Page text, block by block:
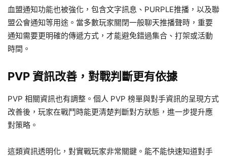
血盟通知功能也被強化，包含文字訊息、PURPLE推播，以及聯
盟公會通知等用途。當多數玩家關閉一般聊天推播聲時，重要
通知需要更明確的傳遞方式，才能避免錯過集合、打架或活動
時間。
PVP 資訊改善，對戰判斷更有依據
PVP 相關資訊也有調整。個人 PVP 榜單與對手資訊的呈現方式
改善後，玩家在戰鬥時能更清楚判斷對方狀態，進一步提升應
對策略。
這類資訊透明化，對實戰玩家非常關鍵。能不能快速知道對手